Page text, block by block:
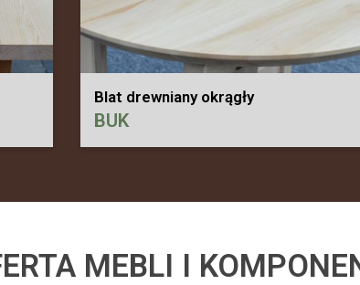
Blat drewniany okrągły
BUK
MEBLI I